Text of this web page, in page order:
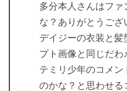
多分本人さんはフ
な？ありがとうご
デイジーの衣装と
プト画像と同じだわ♪
テミリ少年のコメ
のかな？と思わせる